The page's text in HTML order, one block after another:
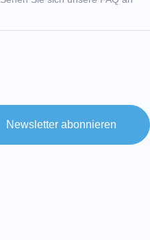
Newsletter abonnieren